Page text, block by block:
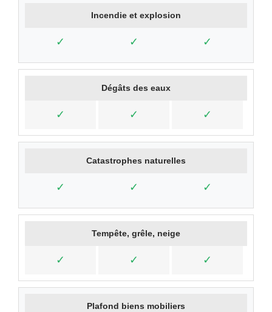
Incendie et explosion
✓ ✓ ✓
Dégâts des eaux
✓ ✓ ✓
Catastrophes naturelles
✓ ✓ ✓
Tempête, grêle, neige
✓ ✓ ✓
Plafond biens mobiliers